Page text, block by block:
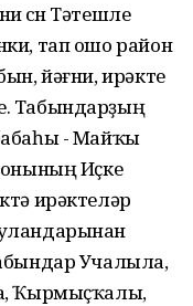
өсөн Тәтешле
тап ошо район
йәғни, ирәкте
Табындарҙың
- Майҡы
Иҫке
ирәктеләр
Учалыла,
Ҡырмыҫҡалы,